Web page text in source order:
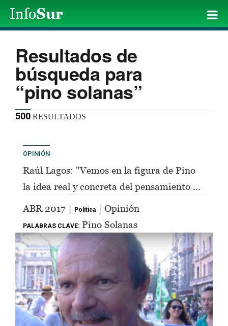
Resultados de
búsqueda para
“pino solanas”
500 RESULTADOS
OPINIÓN
Raúl Lagos: "Vemos en la figura de Pino
la idea real y concreta del pensamiento de
Perón"
ABR 2017 | Política | Opinión
PALABRAS CLAVE: Pino Solanas